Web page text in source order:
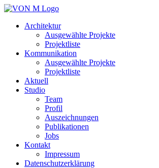
Architektur
Ausgewählte Projekte
Projektliste
Kommunikation
Ausgewählte Projekte
Projektliste
Aktuell
Studio
Team
Profil
Auszeichnungen
Publikationen
Jobs
Kontakt
Impressum
Datenschutzerklärung